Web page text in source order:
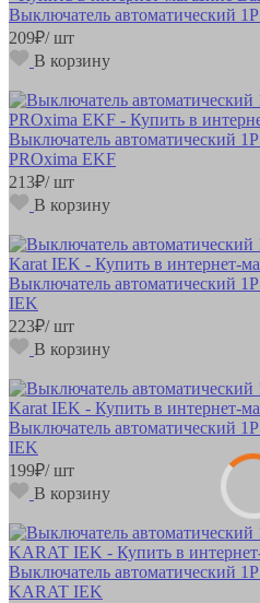
Выключатель автоматический
209₽/ шт
В корзину
Выключатель автоматический
PROxima EKF
213₽/ шт
В корзину
Выключатель автоматический
IEK
223₽/ шт
В корзину
Выключатель автоматический
IEK
199₽/ шт
В корзину
Выключатель автоматический
KARAT IEK